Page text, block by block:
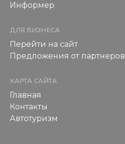
Информер
ДЛЯ БИЗНЕСА
Перейти на сайт
Предложения от партнеров
КАРТА САЙТА
Главная
Контакты
Автотуризм